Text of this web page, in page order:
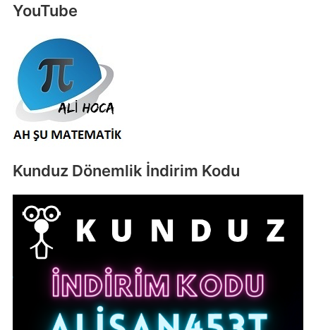
YouTube
Kunduz Dönemlik İndirim Kodu